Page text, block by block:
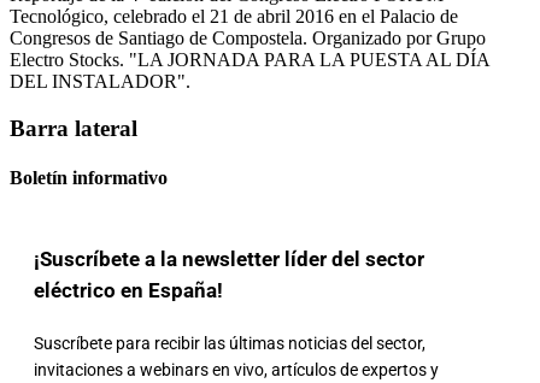
Tecnológico, celebrado el 21 de abril 2016 en el Palacio de
Congresos de Santiago de Compostela. Organizado por Grupo
Electro Stocks. "LA JORNADA PARA LA PUESTA AL DÍA
DEL INSTALADOR".
Barra lateral
Boletín informativo
¡Suscríbete a la newsletter líder del sector
eléctrico en España!
Suscríbete para recibir las últimas noticias del sector,
invitaciones a webinars en vivo, artículos de expertos y